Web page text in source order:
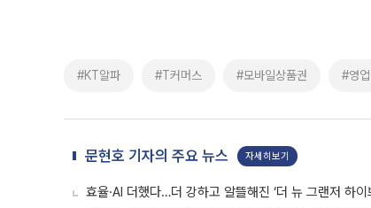
#KT알파 #T커머스 #모바일상품권 #영
문현호 기자의 주요 뉴스 자세히보기
효율·AI 더했다…더 강하고 알뜰해진 ‘더 뉴 그랜저 하